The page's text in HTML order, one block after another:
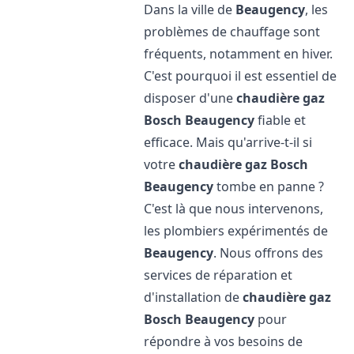
Dans la ville de Beaugency, les
problèmes de chauffage sont
fréquents, notamment en hiver.
C'est pourquoi il est essentiel de
disposer d'unechaudière gaz
Bosch Beaugencyfiable et
efficace. Mais qu'arrive-t-il si
votrechaudière gaz Bosch
Beaugencytombe en panne ?
C'est là que nous intervenons,
les plombiers expérimentés de
Beaugency. Nous offrons des
services de réparation et
d'installation dechaudière gaz
Bosch Beaugency pour
répondre à vos besoins de